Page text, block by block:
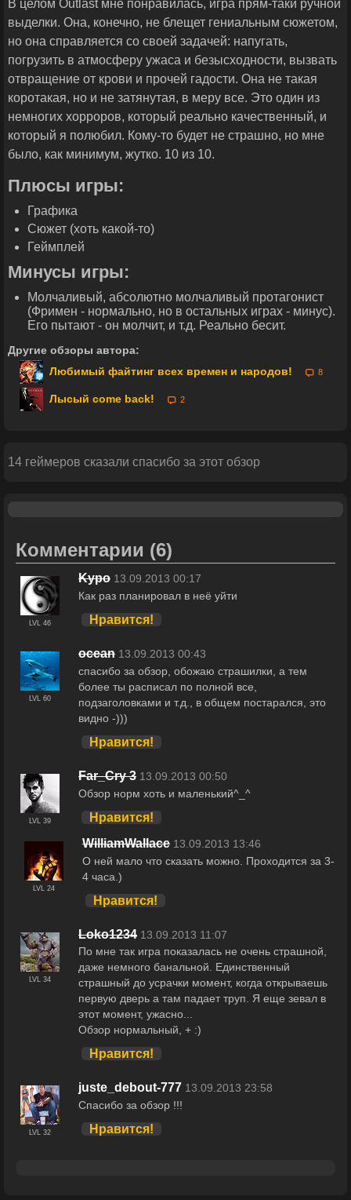
В целом Outlast мне понравилась, игра прям-таки ручной
выделки. Она, конечно, не блещет гениальным сюжетом,
но она справляется со своей задачей: напугать,
погрузить в атмосферу ужаса и безысходности, вызвать
отвращение от крови и прочей гадости. Она не такая
коротакая, но и не затянутая, в меру все. Это один из
немногих хорроров, который реально качественный, и
который я полюбил. Кому-то будет не страшно, но мне
было, как минимум, жутко. 10 из 10.
Плюсы игры:
Графика
Сюжет (хоть какой-то)
Геймплей
Минусы игры:
Молчаливый, абсолютно молчаливый протагонист
(Фримен - нормально, но в остальных играх - минус).
Его пытают - он молчит, и т.д. Реально бесит.
Другие обзоры автора:
Любимый файтинг всех времен и народов!
8
Лысый come back! 2
14 геймеров сказали спасибо за этот обзор
Комментарии (6)
LVL 46
Kypo 13.09.2013 00:17
Как раз планировал в неё уйти
Нравится!
LVL 60
ocean 13.09.2013 00:43
спасибо за обзор, обожаю страшилки, а тем
более ты расписал по полной все,
подзаголовками и т.д., в общем постарался, это
видно -)))
Нравится!
LVL 39
Far_Cry 3 13.09.2013 00:50
Обзор норм хоть и маленький^_^
Нравится!
LVL 24
WilliamWallace 13.09.2013 13:46
О ней мало что сказать можно. Проходится за 3-
4 часа.)
Нравится!
LVL 34
Loko1234 13.09.2013 11:07
По мне так игра показалась не очень страшной,
даже немного банальной. Единственный
страшный до усрачки момент, когда открываешь
первую дверь а там падает труп. Я еще зевал в
этот момент, ужасно...
Обзор нормальный, + :)
Нравится!
LVL 32
juste_debout-777 13.09.2013 23:58
Спасибо за обзор !!!
Нравится!